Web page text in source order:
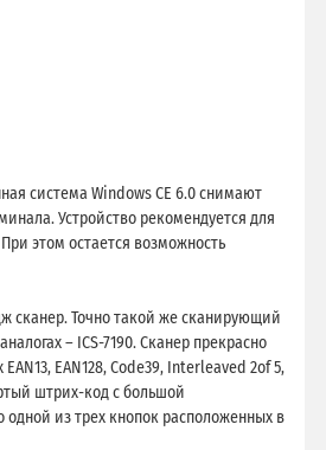
система Windows CE 6.0 снимают
Устройство рекомендуется для
этом остается возможность
сканер. Точно такой же сканирующий
– ICS-7190. Сканер прекрасно
EAN128, Code39, Interleaved 2of 5,
штрих-код с большой
из трех кнопок расположенных в